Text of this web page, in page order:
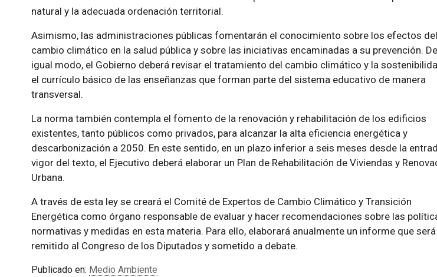
natural y la adecuada ordenación territorial.
Asimismo, las administraciones públicas fomentarán el conocimiento sobre los efectos del
cambio climático en la salud pública y sobre las iniciativas encaminadas a su prevención. De
igual modo, el Gobierno deberá revisar el tratamiento del cambio climático y la
el currículo básico de las enseñanzas que forman parte del sistema educativo de manera
transversal.
La norma también contempla el fomento de la renovación y rehabilitación de los edificios
existentes, tanto públicos como privados, para alcanzar la alta eficiencia energética y
descarbonización a 2050. En este sentido, en un plazo inferior a seis meses desde la
vigor del texto, el Ejecutivo deberá elaborar un Plan de Rehabilitación de Viviendas y
Urbana.
A través de esta ley se creará el Comité de Expertos de Cambio Climático y Transición
Energética como órgano responsable de evaluar y hacer recomendaciones sobre las
normativas y medidas en esta materia. Para ello, elaborará anualmente un informe que será
remitido al Congreso de los Diputados y sometido a debate.
Publicado en: Medio Ambiente